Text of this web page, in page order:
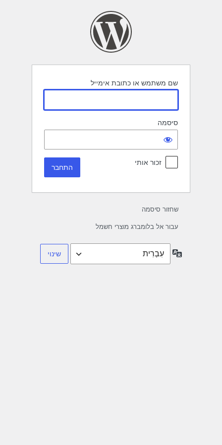
שם משתמש או כתובת אימייל
סיסמה
זכור אותי
שחזור סיסמה
עבור אל בלומברג מוצרי חשמל
שפה